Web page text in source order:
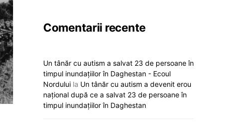
Comentarii recente
Un tânăr cu autism a salvat 23 de persoane în
timpul inundațiilor în Daghestan - Ecoul
Nordului la Un tânăr cu autism a devenit erou
național după ce a salvat 23 de persoane în
timpul inundațiilor în Daghestan